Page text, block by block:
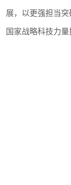
展，以更强担当
国家战略科技力